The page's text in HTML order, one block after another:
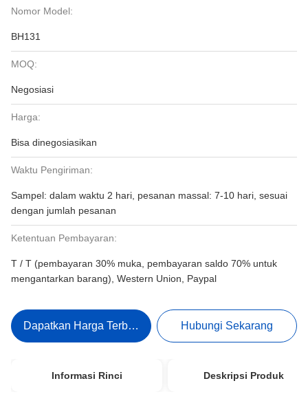
Nomor Model:
BH131
MOQ:
Negosiasi
Harga:
Bisa dinegosiasikan
Waktu Pengiriman:
Sampel: dalam waktu 2 hari, pesanan massal: 7-10 hari, sesuai
dengan jumlah pesanan
Ketentuan Pembayaran:
T / T (pembayaran 30% muka, pembayaran saldo 70% untuk
mengantarkan barang), Western Union, Paypal
Dapatkan Harga Terbaik Hubungi Sekarang
Informasi Rinci Deskripsi Produk